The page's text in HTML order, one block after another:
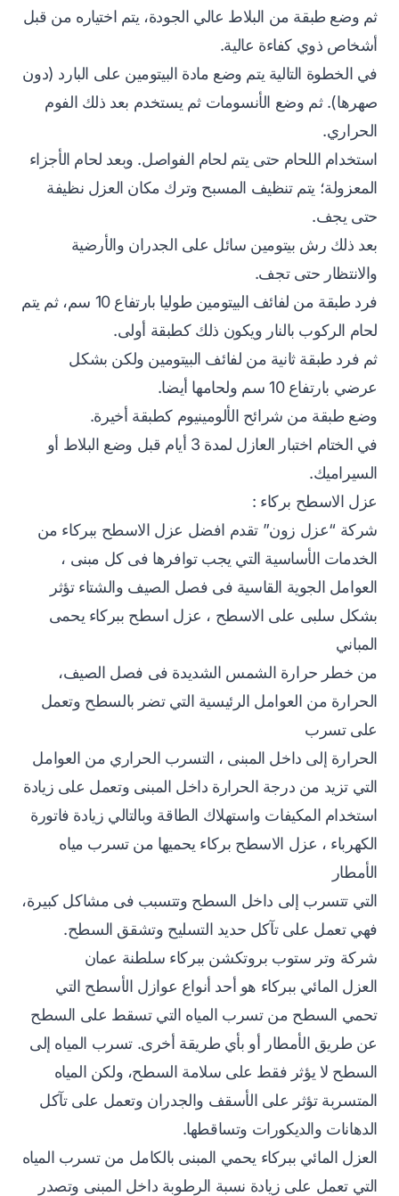
ثم وضع طبقة من البلاط عالي الجودة، يتم اختياره من قبل
أشخاص ذوي كفاءة عالية.
في الخطوة التالية يتم وضع مادة البيتومين على البارد (دون
صهرها). ثم وضع الأنسومات ثم يستخدم بعد ذلك الفوم
الحراري.
استخدام اللحام حتى يتم لحام الفواصل. وبعد لحام الأجزاء
المعزولة؛ يتم تنظيف المسبح وترك مكان العزل نظيفة
حتى يجف.
بعد ذلك رش بيتومين سائل على الجدران والأرضية
والانتظار حتى تجف.
فرد طبقة من لفائف البيتومين طوليا بارتفاع 10 سم، ثم يتم
لحام الركوب بالنار ويكون ذلك كطبقة أولى.
ثم فرد طبقة ثانية من لفائف البيتومين ولكن بشكل
عرضي بارتفاع 10 سم ولحامها أيضا.
وضع طبقة من شرائح الألومينيوم كطبقة أخيرة.
في الختام اختبار العازل لمدة 3 أيام قبل وضع البلاط أو
السيراميك.
عزل الاسطح بركاء :
شركة “عزل زون” تقدم افضل عزل الاسطح ببركاء من
الخدمات الأساسية التي يجب توافرها فى كل مبنى ،
العوامل الجوية القاسية فى فصل الصيف والشتاء تؤثر
بشكل سلبى على الاسطح ، عزل اسطح ببركاء يحمى
المباني
من خطر حرارة الشمس الشديدة فى فصل الصيف،
الحرارة من العوامل الرئيسية التي تضر بالسطح وتعمل
على تسرب
الحرارة إلى داخل المبنى ، التسرب الحراري من العوامل
التي تزيد من درجة الحرارة داخل المبنى وتعمل على زيادة
استخدام المكيفات واستهلاك الطاقة وبالتالي زيادة فاتورة
الكهرباء ، عزل الاسطح بركاء يحميها من تسرب مياه
الأمطار
التي تتسرب إلى داخل السطح وتتسبب فى مشاكل كبيرة،
فهي تعمل على تآكل حديد التسليح وتشقق السطح.
شركة وتر ستوب بروتكشن ببركاء سلطنة عمان
العزل المائي ببركاء هو أحد أنواع عوازل الأسطح التي
تحمي السطح من تسرب المياه التي تسقط على السطح
عن طريق الأمطار أو بأي طريقة أخرى. تسرب المياه إلى
السطح لا يؤثر فقط على سلامة السطح، ولكن المياه
المتسربة تؤثر على الأسقف والجدران وتعمل على تآكل
الدهانات والديكورات وتساقطها.
العزل المائي ببركاء يحمي المبنى بالكامل من تسرب المياه
التي تعمل على زيادة نسبة الرطوبة داخل المبنى وتصدر